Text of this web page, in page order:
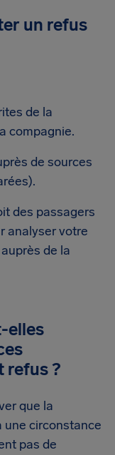
un refus
de la
compagnie.
de sources
des passagers
analyser votre
de la
elles
refus ?
que la
circonstance
pas de